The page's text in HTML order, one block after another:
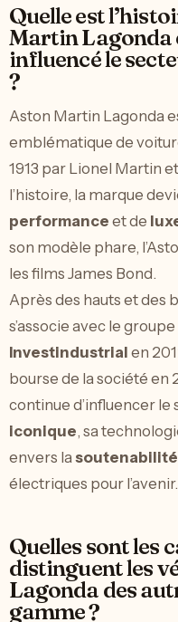
Quelle est
Martin Lagonda
influencé le
?
Aston Martin Lagonda
emblématique de
1913 par Lionel Martin
l’histoire, la marque
performance et de
son modèle phare,
les films James Bond.
Après des hauts et des
s’associe avec le
Investindustrial en
bourse de la société en
continue d’influencer le
iconique, sa
envers lasoutenabilité
électriques pour l’avenir.
Quelles sont les
distinguent les
Lagonda des
gamme ?